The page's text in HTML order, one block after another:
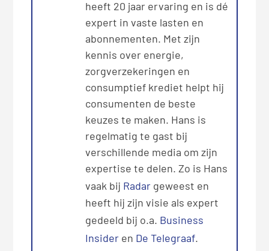
heeft 20 jaar ervaring en is dé
expert in vaste lasten en
abonnementen. Met zijn
kennis over energie,
zorgverzekeringen en
consumptief krediet helpt hij
consumenten de beste
keuzes te maken. Hans is
regelmatig te gast bij
verschillende media om zijn
expertise te delen. Zo is Hans
vaak bij Radar geweest en
heeft hij zijn visie als expert
gedeeld bij o.a. Business
Insider en De Telegraaf.